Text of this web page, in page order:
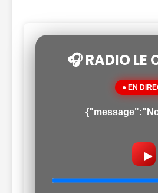
🎧 RADIO LE
● EN
▶